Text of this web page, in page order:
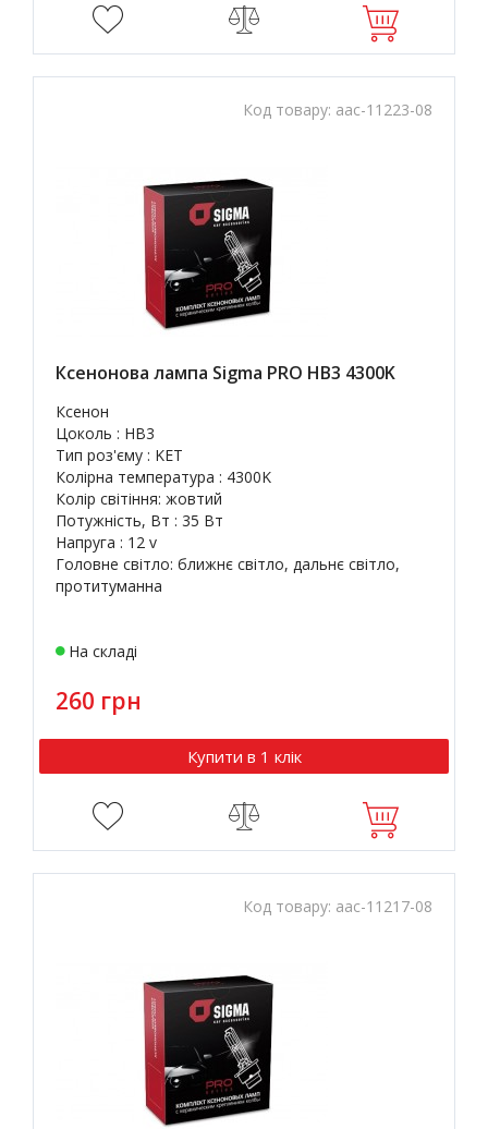
Код товару: aac-11223-08
Ксенонова лампа Sigma PRO HB3 4300K
Ксенон
Цоколь : HB3
Тип роз'єму : KET
Колірна температура : 4300K
Колір світіння: жовтий
Потужність, Вт : 35 Вт
Напруга : 12 v
Головне світло: ближнє світло, дальнє світло,
протитуманна
На складі
260 грн
Купити в 1 клік
Код товару: aac-11217-08